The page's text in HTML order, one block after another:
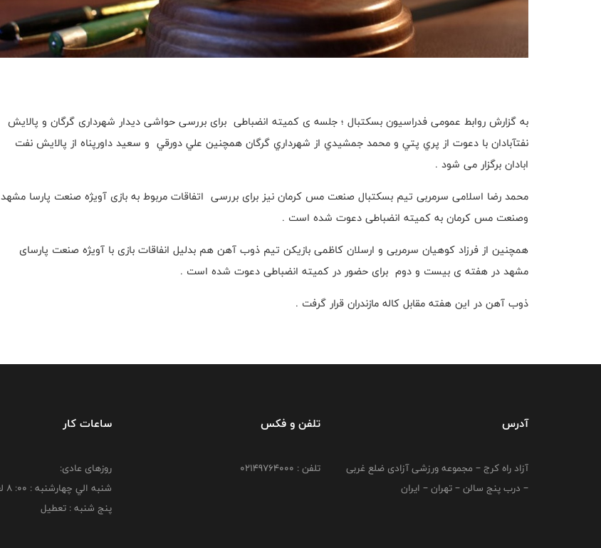
به گزارش روابط عمومی فدراسیون بسکتبال ؛ جلسه ی کمیته انضباطی برای بررسی حواشی دیدار شهرداری گرگان و پالایش
نفتآبادان با دعوت از پري پتي و محمد جمشيدي از شهرداري گرگان همچنین علي دورقي و سعید داورپناه از پالايش نفت
ابادان برگزار می شود .
محمد رضا اسلامی سرمربی تیم بسکتبال صنعت مس کرمان نیز برای بررسی اتفاقات مربوط به بازی آویژه صنعت پارسا مشهد
وصنعت مس کرمان به کمیته انضباطی دعوت شده است .
همچنین از فرزاد کوهیان سرمربی و ارسلان کاظمی بازیکن تیم ذوب آهن هم بدلیل انفاقات بازی با آویژه صنعت پارسای
مشهد در هفته ی بیست و دوم برای حضور در کمیته انضباطی دعوت شده است .
ذوب آهن در این هفته مقابل کاله مازندران قرار گرفت .
آدرس
آزاد راه کرج – مجموعه ورزشی آزادی ضلع غربی
– درب پنج سالن – تهران – ایران
تلفن و فکس
تلفن : 02149764000
ساعات کار
روزهای عادی:
شنبه الي چهارشنبه : 00: 8 لغايت 16:00
پنج شنبه : تعطیل